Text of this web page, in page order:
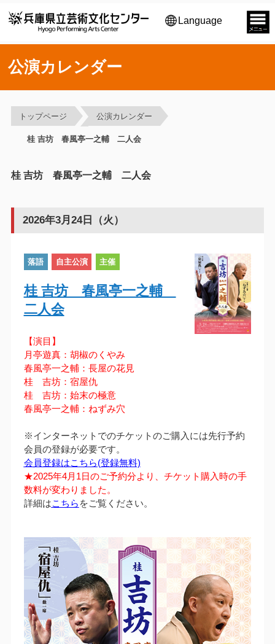
Language
公演カレンダー
トップページ 公演カレンダー
桂 吉坊 春風亭一之輔 二人会
桂 吉坊 春風亭一之輔 二人会
2026年3月24日（火）
落語 自主公演 主催
桂 吉坊 春風亭一之輔
二人会
【演目】
月亭遊真：胡椒のくやみ
春風亭一之輔：長屋の花見
桂 吉坊：宿屋仇
桂 吉坊：始末の極意
春風亭一之輔：ねずみ穴
※インターネットでのチケットのご購入には先行予約
会員の登録が必要です。
会員登録はこちら(登録無料)
★2025年4月1日のご予約分より、チケット購入時の手
数料が変わりました。
詳細はこちら をご覧ください。